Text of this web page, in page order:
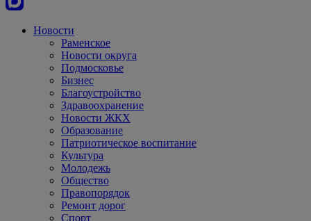
Новости
Раменское
Новости округа
Подмосковье
Бизнес
Благоустройство
Здравоохранение
Новости ЖКХ
Образование
Патриотическое воспитание
Культура
Молодежь
Общество
Правопорядок
Ремонт дорог
Спорт